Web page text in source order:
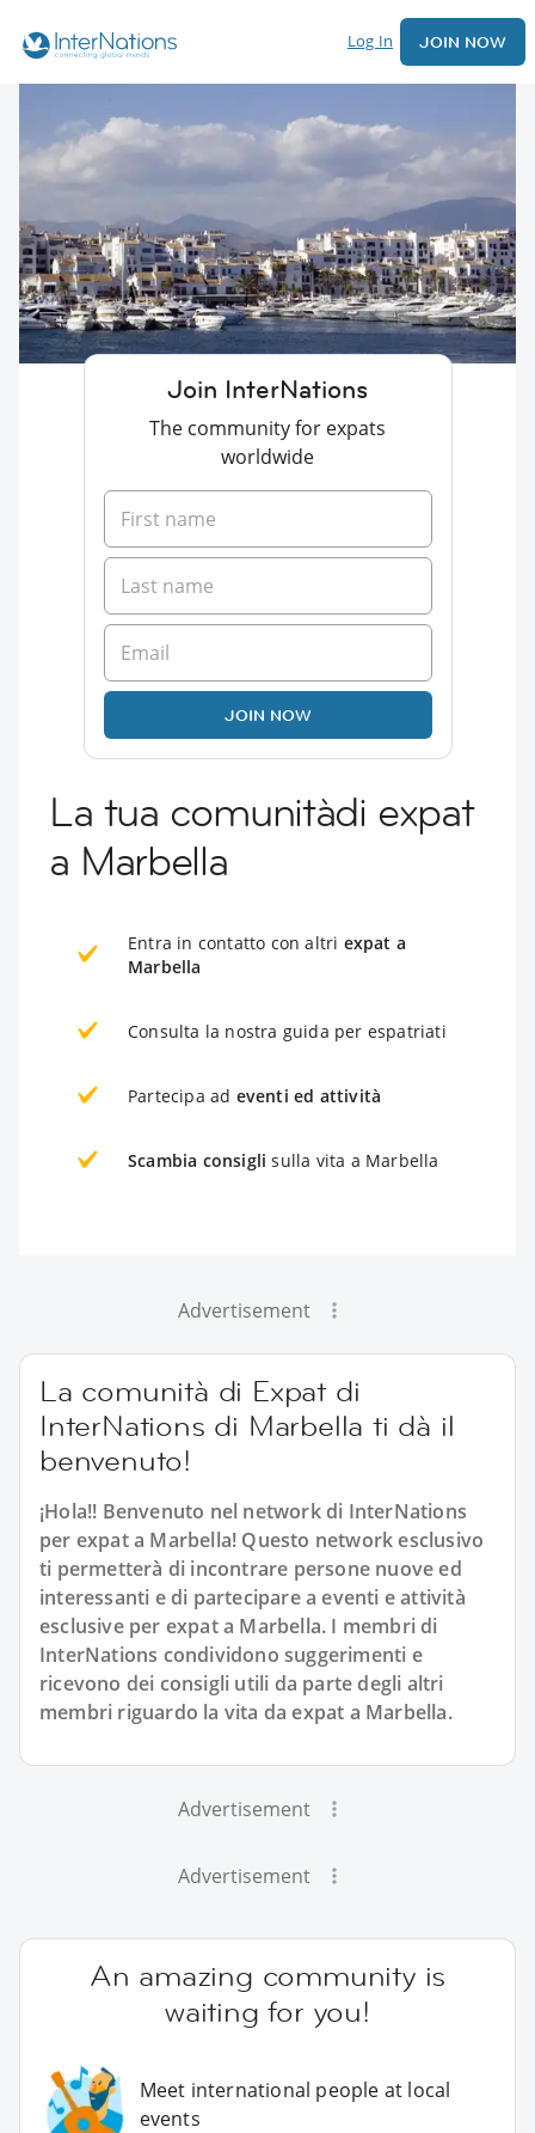
Log In JOIN NOW
Join InterNations
The community for expats
worldwide
JOIN NOW
La tua comunitàdi expat
a Marbella
Entra in contatto con altri expat a
Marbella
Consulta la nostra guida per espatriati
Partecipa ad eventi ed attività
Scambia consigli sulla vita a Marbella
Advertisement
La comunità di Expat di
InterNations di Marbella ti dà il
benvenuto!
¡Hola!! Benvenuto nel network di InterNations
per expat a Marbella! Questo network esclusivo
ti permetterà di incontrare persone nuove ed
interessanti e di partecipare a eventi e attività
esclusive per expat a Marbella. I membri di
InterNations condividono suggerimenti e
ricevono dei consigli utili da parte degli altri
membri riguardo la vita da expat a Marbella.
Advertisement
Advertisement
An amazing community is
waiting for you!
Meet international people at local
events